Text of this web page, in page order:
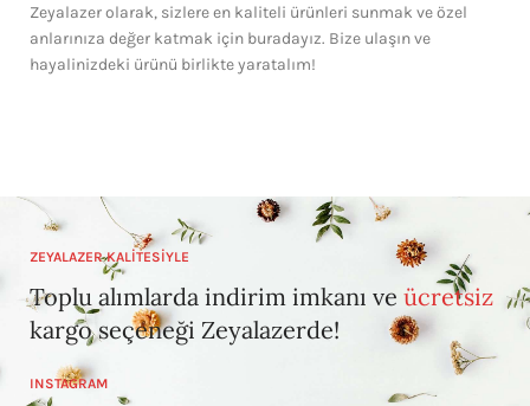
Zeyalazer olarak, sizlere en kaliteli ürünleri sunmak ve özel
anlarınıza değer katmak için buradayız. Bize ulaşın ve
hayalinizdeki ürünü birlikte yaratalım!
ZEYALAZER KALİTESİYLE
Toplu alımlarda indirim imkanı veücretsiz
kargo seçeneği Zeyalazerde!
INSTAGRAM